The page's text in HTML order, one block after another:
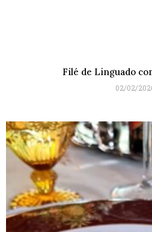
Filé de Linguado
02/02/